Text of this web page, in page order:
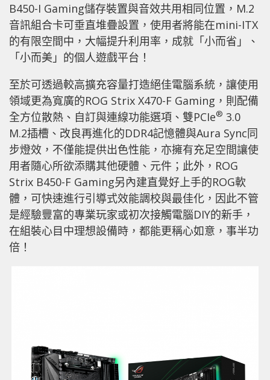
B450-I Gaming儲存裝置與音效共用相同位置，M.2
音訊組合卡可垂直堆疊設置，使用者將能在mini-ITX
的有限空間中，大幅提升利用率，成就「小而省」、
「小而美」的個人遊戲平台！
至於可透過較高擴充容量打造絕佳電腦系統，讓使用
領域更為寬廣的ROG Strix X470-F Gaming，則配備
全方位散熱、自訂與連線功能選項、雙PCIe® 3.0
M.2插槽、改良再進化的DDR4記憶體與Aura Sync同
步燈效，不僅能提供出色性能，亦擁有充足空間讓使
用者隨心所欲添購其他硬體、元件；此外，ROG
Strix B450-F Gaming另內建直覺好上手的ROG軟
體，可快速進行引導式效能調校與最佳化，因此不管
是經驗豐富的專業玩家或初次接觸電腦DIY的新手，
在組裝心目中理想設備時，都能更稱心如意，事半功
倍！